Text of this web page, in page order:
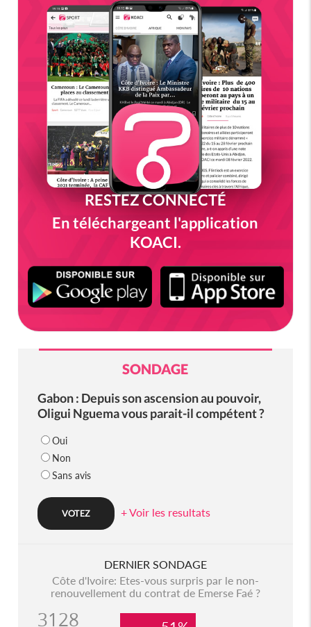
RESTEZ CONNECTÉ
En téléchargeant l'application
KOACI.
SONDAGE
Gabon : Depuis son ascension au pouvoir,
Oligui Nguema vous parait-il compétent ?
Oui
Non
Sans avis
+ Voir les resultats
DERNIER SONDAGE
Côte d'Ivoire: Etes-vous surpris par le non-
renouvellement du contrat de Emerse Faé ?
3128